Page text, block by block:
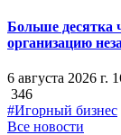
Больше десятка
организацию
6 августа 2026 г.
346
#Игорный бизнес
Все новости